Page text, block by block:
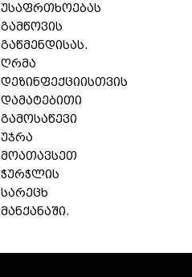
უსაფრთხოებას
გამწოვის
გაწმენდისას.
ღრმა
დეზინფექციისთვის
დამატებითი
გამოსაწევი
უჯრა
მოათავსეთ
ჭურჭლის
სარეცხ
მანქანაში.